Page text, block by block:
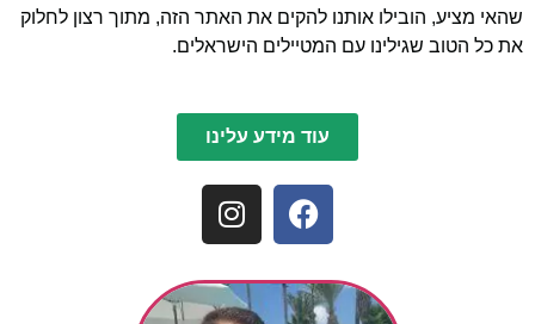
שהאי מציע, הובילו אותנו להקים את האתר הזה, מתוך רצון לחלוק
את כל הטוב שגילינו עם המטיילים הישראלים.
עוד מידע עלינו